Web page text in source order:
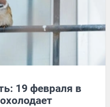
19 февраля в